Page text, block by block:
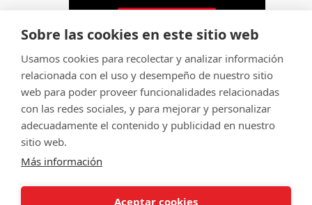
© Servitec S.A.
Todos los derechos reservados
Made byCRONUTS.DIGITAL
Sobre las cookies en este sitio web
Usamos cookies para recolectar y analizar información
relacionada con el uso y desempeño de nuestro sitio
web para poder proveer funcionalidades relacionadas
con las redes sociales, y para mejorar y personalizar
adecuadamente el contenido y publicidad en nuestro
sitio web.
Más información
Aceptar cookies